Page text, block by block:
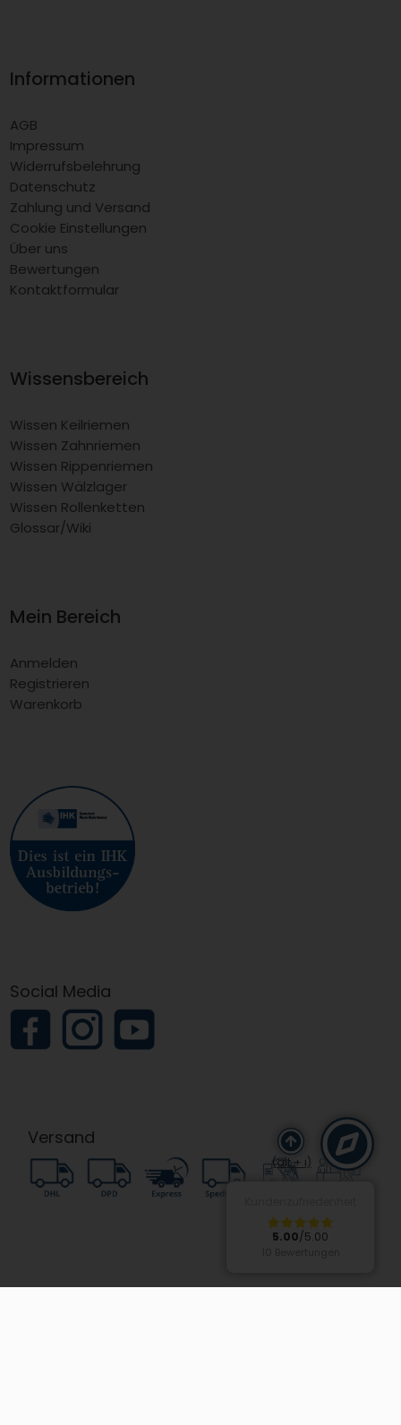
Informationen
AGB
Impressum
Widerrufsbelehrung
Datenschutz
Zahlung und Versand
Cookie Einstellungen
Über uns
Bewertungen
Kontaktformular
Wissensbereich
Wissen Keilriemen
Wissen Zahnriemen
Wissen Rippenriemen
Wissen Wälzlager
Wissen Rollenketten
Glossar/Wiki
Mein Bereich
Anmelden
Registrieren
Warenkorb
Social Media
Versand
(alt + i)
5.00/5.00